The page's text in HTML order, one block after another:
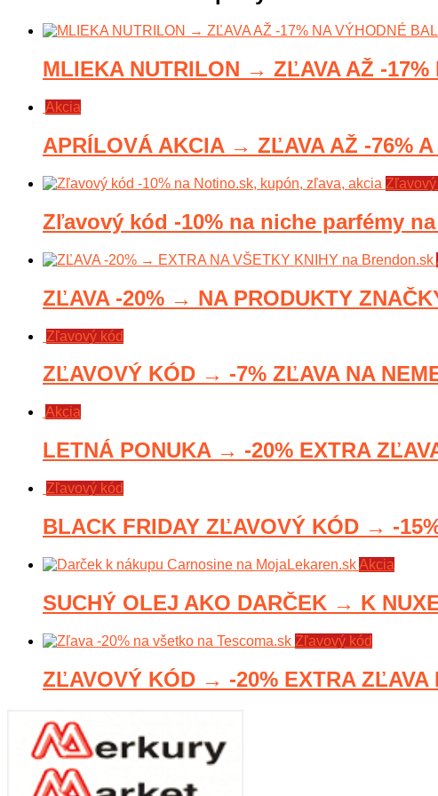
MLIEKA NUTRILON → ZĽAVA AŽ -
Akcia
APRÍLOVÁ AKCIA → ZĽAVA AŽ -76%
Zľavový
Zľavový kód -10% na niche parfémy
ZĽAVA -20% → NA PRODUKTY
Zľavový kód
ZĽAVOVÝ KÓD → -7% ZĽAVA NA
Akcia
LETNÁ PONUKA → -20% EXTRA
Zľavový kód
BLACK FRIDAY ZĽAVOVÝ KÓD → -
Akcia
SUCHÝ OLEJ AKO DARČEK → K
Zľavový kód
ZĽAVOVÝ KÓD → -20% EXTRA